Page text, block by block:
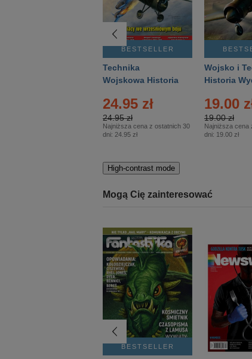
BESTSELLER
Technika
Wojskowa Historia
24.95 zł
24.95 zł
Najniższa cena z ostatnich 30
dni: 24.95 zł
Wojsko i
Historia
– 2/2026
19.00
19.00 zł
Najniższa cena
dni: 19.00 zł
High-contrast mode
Mogą Cię zainteresować
BESTSELLER